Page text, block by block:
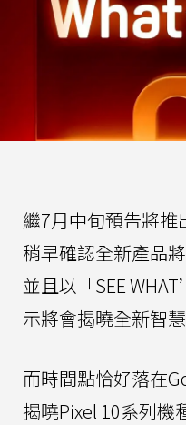
繼7月中旬預告將推
稍早確認全新產品
並且以「SEE
示將會揭曉全新智
而時間點恰好落在
揭曉Pixel 10系列機